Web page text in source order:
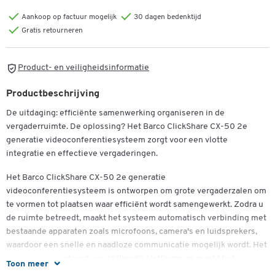
Aankoop op factuur mogelijk
30 dagen bedenktijd
Gratis retourneren
Product- en veiligheidsinformatie
Toon meer
Productbeschrijving
De uitdaging: efficiënte samenwerking organiseren in de
vergaderruimte. De oplossing? Het Barco ClickShare CX-50 2e
generatie videoconferentiesysteem zorgt voor een vlotte
integratie en effectieve vergaderingen.
Het Barco ClickShare CX-50 2e generatie
videoconferentiesysteem is ontworpen om grote vergaderzalen om
te vormen tot plaatsen waar efficiënt wordt samengewerkt. Zodra u
de ruimte betreedt, maakt het systeem automatisch verbinding met
bestaande apparaten zoals microfoons, camera's en luidsprekers,
waardoor een snelle en naadloze communicatie mogelijk wordt. Het
systeem ondersteunt verschillende platforms en maakt het